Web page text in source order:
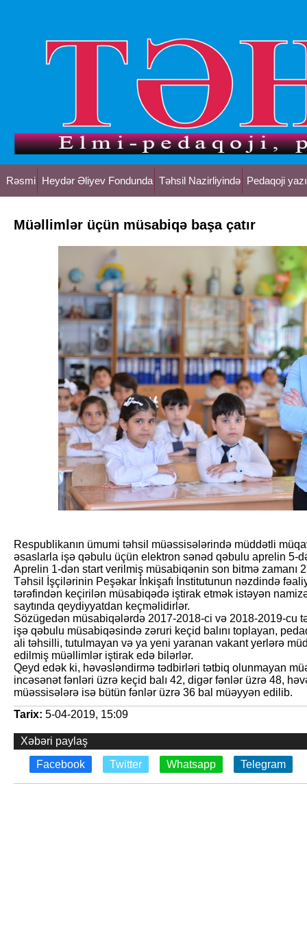
Rəsmi Heydər Əliyev Fondunda Təhsil Nazirliyində Pedaqoji
Müəllimlər üçün müsabiqə başa çatır
Respublikanın ümumi təhsil müəssisələrində müddətli
əsaslarla işə qəbulu üçün elektron sənəd qəbulu aprelin 5-
Aprelin 1-dən start verilmiş müsabiqənin son bitmə zamanı
Təhsil İşçilərinin Peşəkar İnkişafı İnstitutunun nəzdində
tərəfindən keçirilən müsabiqədə iştirak etmək istəyən
saytında qeydiyyatdan keçməlidirlər.
Sözügedən müsabiqələrdə 2017-2018-ci və 2018-2019-cu
işə qəbulu müsabiqəsində zəruri keçid balını toplayan,
ali təhsilli, tutulmayan və ya yeni yaranan vakant yerlərə
edilmiş müəllimlər iştirak edə bilərlər.
Qeyd edək ki, həvəsləndirmə tədbirləri tətbiq olunmayan
incəsənət fənləri üzrə keçid balı 42, digər fənlər üzrə 48,
müəssisələrə isə bütün fənlər üzrə 36 bal müəyyən edilib.
Tarix: 5-04-2019, 15:09
Xəbəri paylaş
Facebook
Twitter Whatsapp Telegram